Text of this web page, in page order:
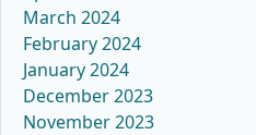
March 2024
February 2024
January 2024
December 2023
November 2023